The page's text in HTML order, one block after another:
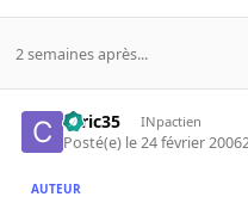
2 semaines après...
ceric35 INpactien
Posté(e) le 24 février 2006
AUTEUR